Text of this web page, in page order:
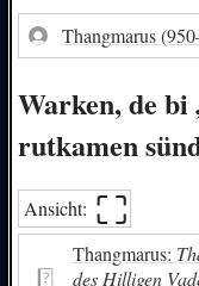
Thangmarus
Warken, de bi
rutkamen
Ansicht: ⛶︎
Thangmarus:
des Hilligen